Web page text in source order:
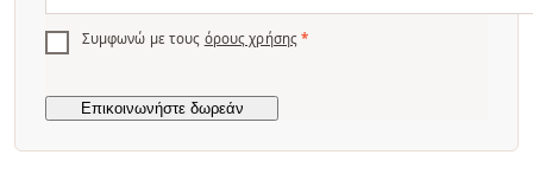
Συμφωνώ με τους όρους χρήσης *